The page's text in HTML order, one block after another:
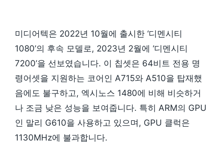
미디어텍은 2022년 10월에 출시한 ‘디멘시티
1080’의 후속 모델로, 2023년 2월에 ‘디멘시티
7200’을 선보였습니다. 이 칩셋은 64비트 전용 명
령어셋을 지원하는 코어인 A715와 A510을 탑재했
음에도 불구하고, 엑시노스 1480에 비해 비슷하거
나 조금 낮은 성능을 보여줍니다. 특히 ARM의 GPU
인 말리 G610을 사용하고 있으며, GPU 클럭은
1130MHz에 불과합니다.